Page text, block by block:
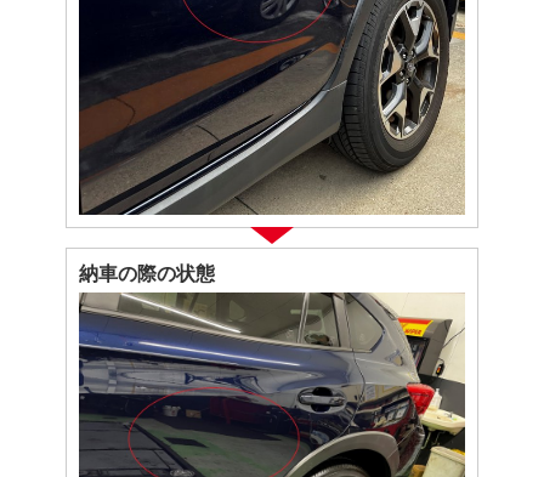
納車の際の状態